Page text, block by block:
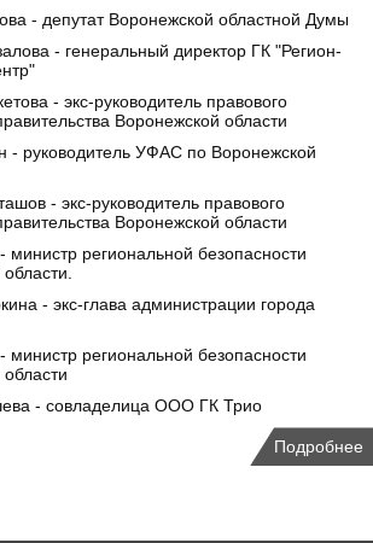
- депутат Воронежской областной Думы
- генеральный директор ГК "Регион-
- экс-руководитель правового
Воронежской области
- руководитель УФАС по Воронежской
- экс-руководитель правового
Воронежской области
министр региональной безопасности
- экс-глава администрации города
министр региональной безопасности
- совладелица ООО ГК Трио
Подробнее